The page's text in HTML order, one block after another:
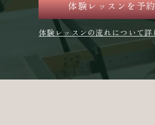
体験レッスンを予
体験レッスンの流れについて詳